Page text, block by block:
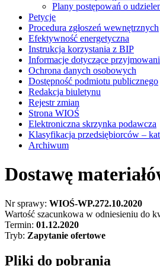
Plany postępowań o
Petycje
Procedura zgłoszeń wewnętrznych
Efektywność energetyczna
Instrukcja korzystania z BIP
Informacje dotyczące
Ochrona danych osobowych
Dostępność podmiotu publicznego
Redakcja biuletynu
Rejestr zmian
Strona WIOŚ
Elektroniczna skrzynka podawcza
Klasyfikacja przedsiębiorców –
Archiwum
Dostawę
Nr sprawy: WIOŚ-WP.272.10.2020
Wartość szacunkowa w odniesieniu do
Termin: 01.12.2020
Tryb: Zapytanie ofertowe
Pliki do pobrania